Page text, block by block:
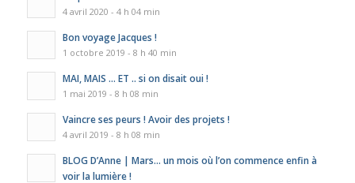
4 avril 2020 - 4 h 04 min
Bon voyage Jacques !
1 octobre 2019 - 8 h 40 min
MAI, MAIS … ET .. si on disait oui !
1 mai 2019 - 8 h 08 min
Vaincre ses peurs ! Avoir des projets !
4 avril 2019 - 8 h 08 min
BLOG D’Anne | Mars… un mois où l’on commence enfin à
voir la lumière !